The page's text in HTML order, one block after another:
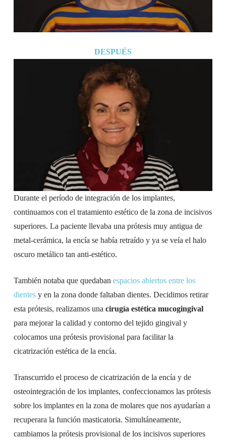
DESPUÉS
Durante el período de integración de los implantes,
continuamos con el tratamiento estético de la zona de incisivos
superiores. La paciente llevaba una prótesis muy antigua de
metal-cerámica, la encía se había retraído y ya se veía el halo
oscuro metálico tan anti-estético.
También notaba que quedaban espacios abiertos entre los
dientesy en la zona donde faltaban dientes. Decidimos retirar
esta prótesis, realizamos una cirugía estética mucogingival
para mejorar la calidad y contorno del tejido gingival y
colocamos una prótesis provisional para facilitar la
cicatrización estética de la encía.
Transcurrido el proceso de cicatrización de la encía y de
osteointegración de los implantes, confeccionamos las prótesis
sobre los implantes en la zona de molares que nos ayudarían a
recuperara la función masticatoria. Simultáneamente,
cambiamos la prótesis provisional de los incisivos superiores